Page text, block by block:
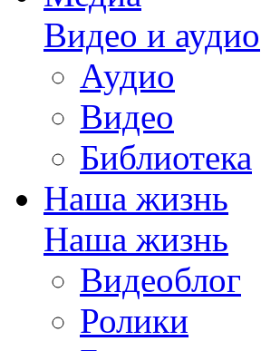
Видео и аудио
Аудио
Видео
Библиотека
Наша жизнь
Наша жизнь
Видеоблог
Ролики